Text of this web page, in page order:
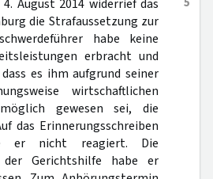
August 2014 widerrief das
die Strafaussetzung zur
habe keine
erbracht und
es ihm aufgrund seiner
wirtschaftlichen
gewesen sei, die
das Erinnerungsschreiben
er nicht reagiert. Die
der Gerichtshilfe habe er